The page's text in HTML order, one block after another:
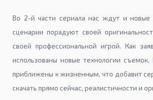
Во 2-й части сериала нас ждут и новые
сценарии порадуют своей
своей профессиональной игрой. Как
использованы новые технологии
приближены к жизненным, что добавит
скачать прямо сейчас, реалистичности и